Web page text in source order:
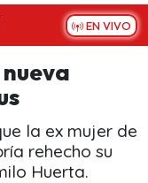
EN VIVO
la ex mujer de
rehecho su
Huerta.